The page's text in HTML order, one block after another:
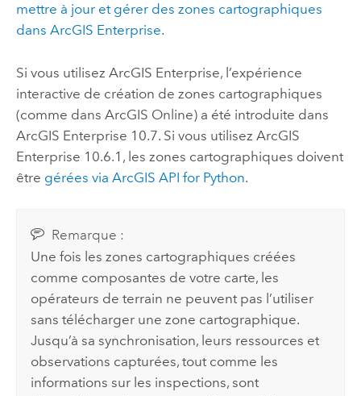
mettre à jour et gérer des zones cartographiques
dans ArcGIS Enterprise.
Si vous utilisez ArcGIS Enterprise, l’expérience
interactive de création de zones cartographiques
(comme dans ArcGIS Online) a été introduite dans
ArcGIS Enterprise 10.7. Si vous utilisez ArcGIS
Enterprise 10.6.1, les zones cartographiques doivent
être gérées via ArcGIS API for Python.
Remarque :
Une fois les zones cartographiques créées
comme composantes de votre carte, les
opérateurs de terrain ne peuvent pas l’utiliser
sans télécharger une zone cartographique.
Jusqu’à sa synchronisation, leurs ressources et
observations capturées, tout comme les
informations sur les inspections, sont